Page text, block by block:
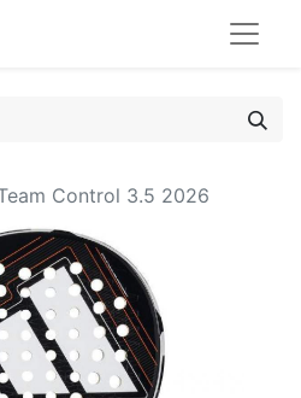
Control 3.5 2026